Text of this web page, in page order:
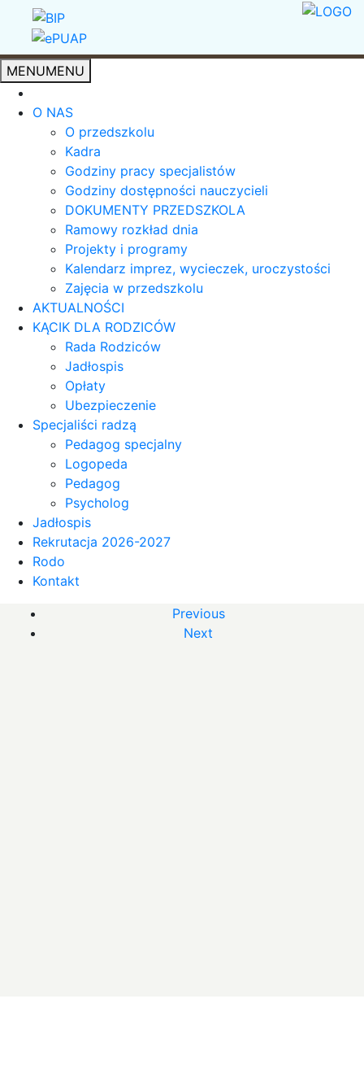
MENUMENU
O NAS
O przedszkolu
Kadra
Godziny pracy specjalistów
Godziny dostępności nauczycieli
DOKUMENTY PRZEDSZKOLA
Ramowy rozkład dnia
Projekty i programy
Kalendarz imprez, wycieczek, uroczystości
Zajęcia w przedszkolu
AKTUALNOŚCI
KĄCIK DLA RODZICÓW
Rada Rodziców
Jadłospis
Opłaty
Ubezpieczenie
Specjaliści radzą
Pedagog specjalny
Logopeda
Pedagog
Psycholog
Jadłospis
Rekrutacja 2026-2027
Rodo
Kontakt
Previous
Next